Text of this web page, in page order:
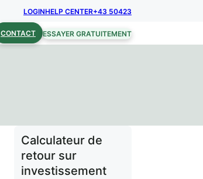
LOGINHELP CENTER+43 50423
CONTACT ESSAYER GRATUITEMENT
Calculateur de
retour sur
investissement